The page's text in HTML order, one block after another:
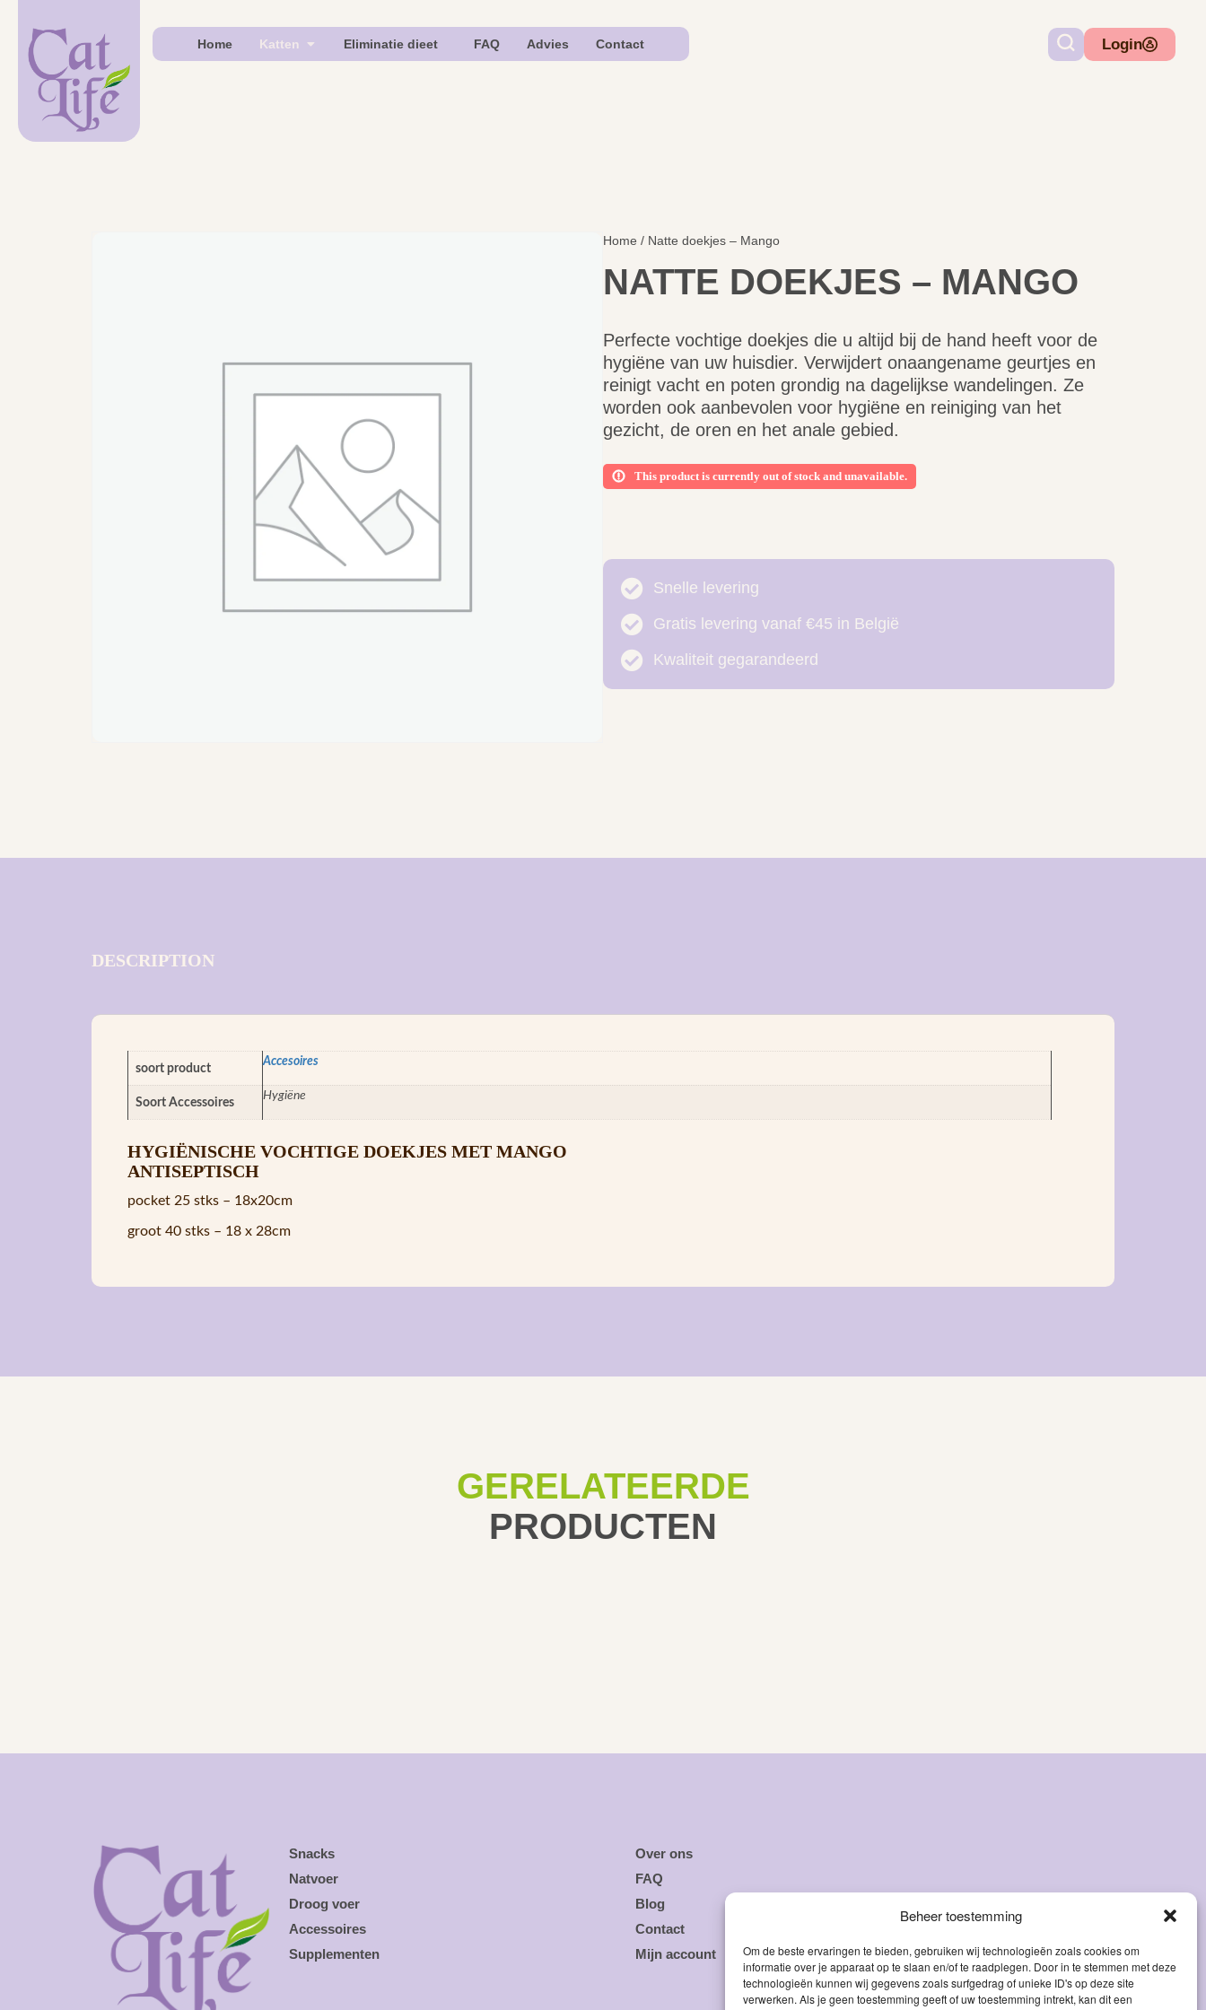
Beheer toestemming
Om de beste ervaringen te bieden, gebruiken wij technologieën zoals cookies om
informatie over je apparaat op te slaan en/of te raadplegen. Door in te stemmen met deze
technologieën kunnen wij gegevens zoals surfgedrag of unieke ID's op deze site
verwerken. Als je geen toestemming geeft of uw toestemming intrekt, kan dit een
Home Katten Eliminatie dieet FAQ Advies Contact Login
Home / Natte doekjes – Mango
NATTE DOEKJES – MANGO
Perfecte vochtige doekjes die u altijd bij de hand heeft voor de
hygiëne van uw huisdier. Verwijdert onaangename geurtjes en
reinigt vacht en poten grondig na dagelijkse wandelingen. Ze
worden ook aanbevolen voor hygiëne en reiniging van het
gezicht, de oren en het anale gebied.
This product is currently out of stock and unavailable.
Snelle levering
Gratis levering vanaf €45 in België
Kwaliteit gegarandeerd
DESCRIPTION
soort product
Accesoires
Soort Accessoires
Hygiëne
HYGIËNISCHE VOCHTIGE DOEKJES MET MANGO
ANTISEPTISCH
pocket 25 stks – 18x20cm
groot 40 stks – 18 x 28cm
GERELATEERDE
PRODUCTEN
Snacks
Natvoer
Droog voer
Accessoires
Supplementen
Over ons
FAQ
Blog
Contact
Mijn account